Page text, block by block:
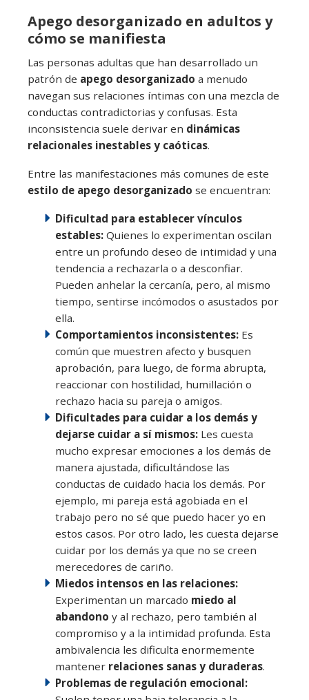
Apego desorganizado en adultos y
cómo se manifiesta
Las personas adultas que han desarrollado un
patrón de apego desorganizado a menudo
navegan sus relaciones íntimas con una mezcla de
conductas contradictorias y confusas. Esta
inconsistencia suele derivar en dinámicas
relacionales inestables y caóticas.
Entre las manifestaciones más comunes de este
estilo de apego desorganizado se encuentran:
Dificultad para establecer vínculos
estables: Quienes lo experimentan oscilan
entre un profundo deseo de intimidad y una
tendencia a rechazarla o a desconfiar.
Pueden anhelar la cercanía, pero, al mismo
tiempo, sentirse incómodos o asustados por
ella.
Comportamientos inconsistentes: Es
común que muestren afecto y busquen
aprobación, para luego, de forma abrupta,
reaccionar con hostilidad, humillación o
rechazo hacia su pareja o amigos.
Dificultades para cuidar a los demás y
dejarse cuidar a sí mismos: Les cuesta
mucho expresar emociones a los demás de
manera ajustada, dificultándose las
conductas de cuidado hacia los demás. Por
ejemplo, mi pareja está agobiada en el
trabajo pero no sé que puedo hacer yo en
estos casos. Por otro lado, les cuesta dejarse
cuidar por los demás ya que no se creen
merecedores de cariño.
Miedos intensos en las relaciones:
Experimentan un marcado miedo al
abandono y al rechazo, pero también al
compromiso y a la intimidad profunda. Esta
ambivalencia les dificulta enormemente
mantener relaciones sanas y duraderas.
Problemas de regulación emocional: